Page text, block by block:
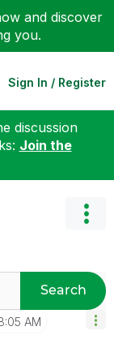
and discover
you.
Sign In / Register
discussion
Join the
Search
AM